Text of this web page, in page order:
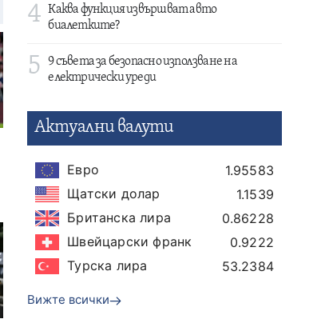
4 Каква функция извършват авто
биалетките?
5
9 съвета за безопасно използване на
електрически уреди
Актуални валути
Евро
1.95583
Щатски долар
1.1539
Британска лира
0.86228
Швейцарски франк
0.9222
Турска лира
53.2384
Вижте всички